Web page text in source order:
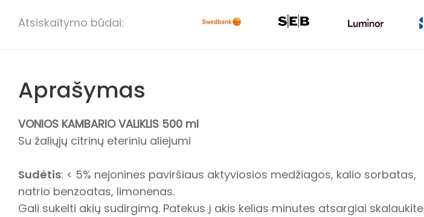
Atsiskaitymo būdai:
Aprašymas
VONIOS KAMBARIO VALIKLIS 500 ml
Su žaliųjų citrinų eteriniu aliejumi
Sudėtis: < 5% nejoninės paviršiaus aktyviosios medžiagos, kalio sorbatas,
natrio benzoatas, limonenas.
Gali sukelti akių sudirgimą. Patekus į akis kelias minutes atsargiai skalaukite